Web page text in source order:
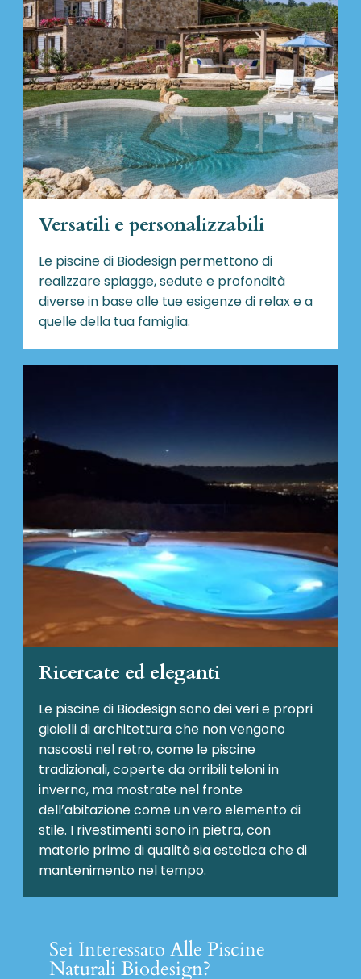
Versatili e personalizzabili
Le piscine di Biodesign permettono di
realizzare spiagge, sedute e profondità
diverse in base alle tue esigenze di relax e a
quelle della tua famiglia.
Ricercate ed eleganti
Le piscine di Biodesign sono dei veri e propri
gioielli di architettura che non vengono
nascosti nel retro, come le piscine
tradizionali, coperte da orribili teloni in
inverno, ma mostrate nel fronte
dell’abitazione come un vero elemento di
stile. I rivestimenti sono in pietra, con
materie prime di qualità sia estetica che di
mantenimento nel tempo.
Sei Interessato Alle Piscine
Naturali Biodesign?